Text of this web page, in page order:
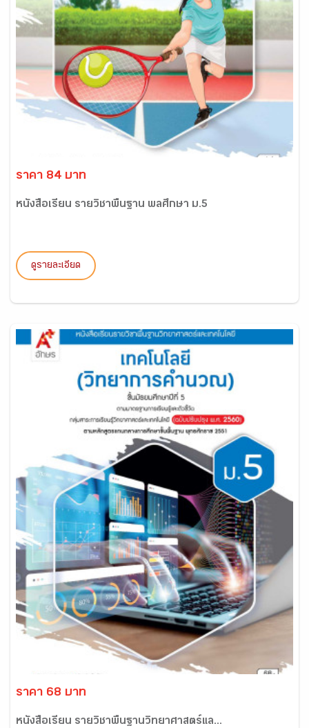
ราคา 84 บาท
หนังสือเรียน รายวิชาพื้นฐาน พลศึกษา ม.5
ดูรายละเอียด
ราคา 68 บาท
หนังสือเรียน รายวิชาพื้นฐานวิทยาศาสตร์แล...